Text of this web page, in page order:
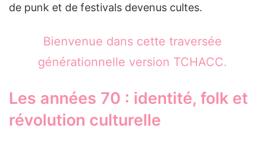
de punk et de festivals devenus cultes.
Bienvenue dans cette traversée
générationnelle version TCHACC.
Les années 70 : identité, folk et
révolution culturelle